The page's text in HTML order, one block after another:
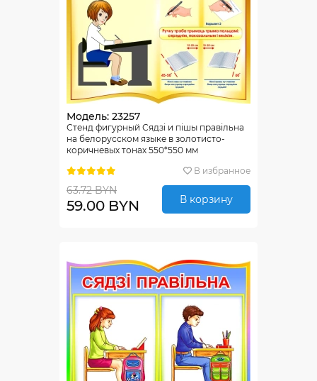
Модель: 23257
Стенд фигурный Сядзi и пiшы правiльна
на белорусском языке в золотисто-
коричневых тонах 550*550 мм
В избранное
63.72 BYN
59.00 BYN В корзину